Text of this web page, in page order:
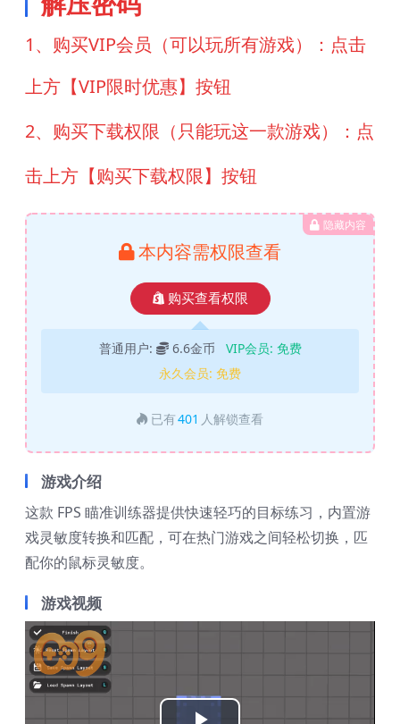
1、购买VIP会员（可以玩所有游戏）：点击
上方【VIP限时优惠】按钮
2、购买下载权限（只能玩这一款游戏）：点
击上方【购买下载权限】按钮
隐藏内容
本内容需权限查看
购买查看权限
普通用户: 6.6金币 VIP会员: 免费
永久会员: 免费
已有401 人解锁查看
游戏介绍
这款 FPS 瞄准训练器提供快速轻巧的目标练习，内置游
戏灵敏度转换和匹配，可在热门游戏之间轻松切换，匹
配你的鼠标灵敏度。
游戏视频